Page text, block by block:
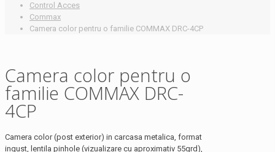
Control Acces
Commax
Camera color pentru o familie COMMAX DRC-4CP
Camera color pentru o
familie COMMAX DRC-
4CP
Camera color (post exterior) in carcasa metalica, format
ingust, lentila pinhole (vizualizare cu aproximativ 55grd),